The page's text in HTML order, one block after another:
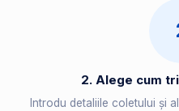
2. Alege cum
Introdu detaliile coletului și